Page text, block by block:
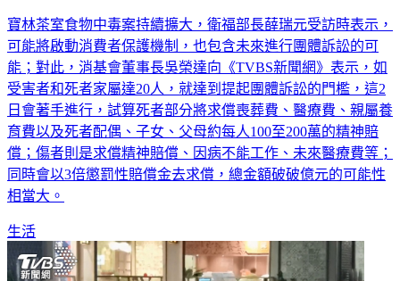
寶林茶室食物中毒案持續擴大，衛福部長薛瑞元受訪時表示，
可能將啟動消費者保護機制，也包含未來進行團體訴訟的可
能；對此，消基會董事長吳榮達向《TVBS新聞網》表示，如
受害者和死者家屬達20人，就達到提起團體訴訟的門檻，這2
日會著手進行，試算死者部分將求償喪葬費、醫療費、親屬養
育費以及死者配偶、子女、父母約每人100至200萬的精神賠
償；傷者則是求償精神賠償、因病不能工作、未來醫療費等；
同時會以3倍懲罰性賠償金去求償，總金額破破億元的可能性
相當大。
生活